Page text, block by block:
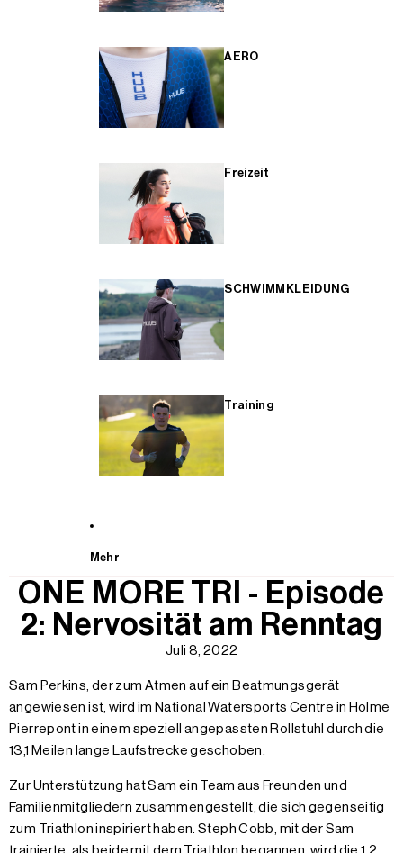
AERO
Freizeit
SCHWIMMKLEIDUNG
Training
Mehr
ONE MORE TRI - Episode
2: Nervosität am Renntag
Juli 8, 2022
Sam Perkins, der zum Atmen auf ein Beatmungsgerät
angewiesen ist, wird im National Watersports Centre in Holme
Pierrepont in einem speziell angepassten Rollstuhl durch die
13,1 Meilen lange Laufstrecke geschoben.
Zur Unterstützung hat Sam ein Team aus Freunden und
Familienmitgliedern zusammengestellt, die sich gegenseitig
zum Triathlon inspiriert haben. Steph Cobb, mit der Sam